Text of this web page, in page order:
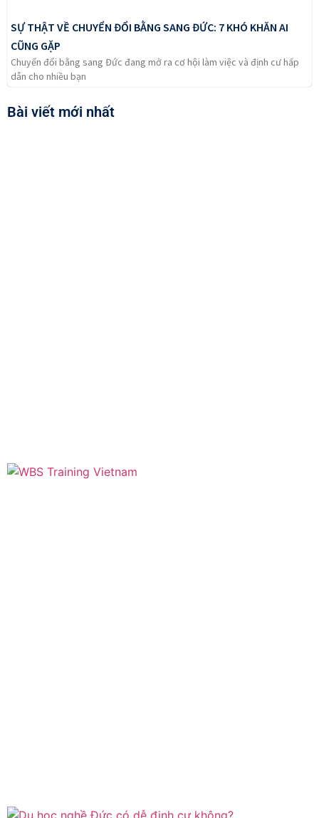
SỰ THẬT VỀ CHUYỂN ĐỔI BẰNG SANG ĐỨC: 7 KHÓ KHĂN AI
CŨNG GẶP
Chuyển đổi bằng sang Đức đang mở ra cơ hội làm việc và định cư hấp
dẫn cho nhiều bạn
Bài viết mới nhất